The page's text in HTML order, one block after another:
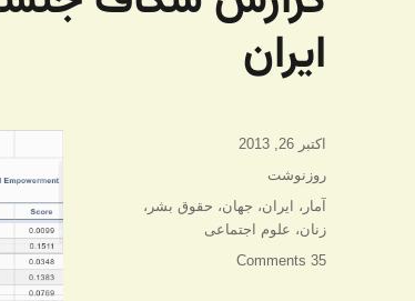
ایران
ارسال
اکتبر 26, 2013
دسته‌ها
روزنوشت
برچسب‌ها
آمار ، ایران، جهان، حقوق بشر ،
زنان، علوم اجتماعی
35 Comments